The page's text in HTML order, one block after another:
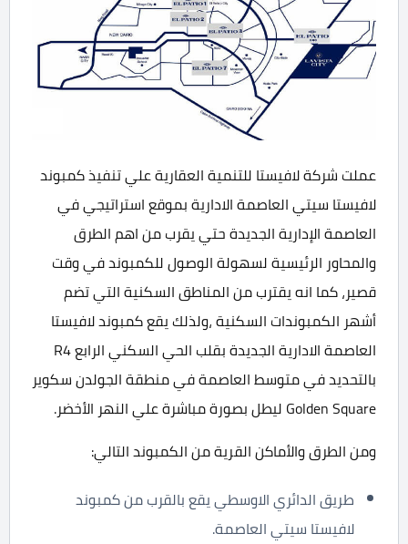
عملت شركة لافيستا للتنمية العقارية علي تنفيذ كمبوند
لافيستا سيتي العاصمة الادارية بموقع استراتيجي في
العاصمة الإدارية الجديدة حتي يقرب من اهم الطرق
والمحاور الرئيسية لسهولة الوصول للكمبوند في وقت
قصير، كما انه يقترب من المناطق السكنية التي تضم
أشهر الكمبوندات السكنية ،ولذلك يقع كمبوند لافيستا
العاصمة الادارية الجديدة بقلب الحي السكني الرابع R4
بالتحديد في متوسط العاصمة في منطقة الجولدن سكوير
Golden Square ليطل بصورة مباشرة علي النهر الأخضر.
ومن الطرق والأماكن القرية من الكمبوند التالي:
طريق الدائري الاوسطي يقع بالقرب من كمبوند
لافيستا سيتي العاصمة.